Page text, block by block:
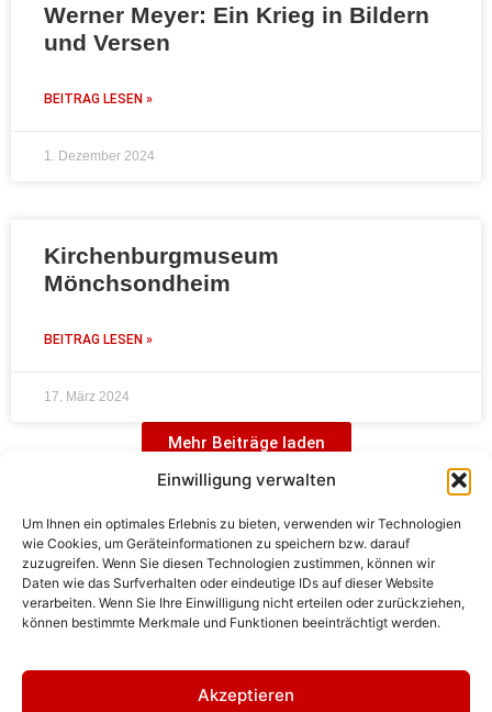
Einwilligung verwalten
Um Ihnen ein optimales Erlebnis zu bieten, verwenden wir Technologien
wie Cookies, um Geräteinformationen zu speichern bzw. darauf
zuzugreifen. Wenn Sie diesen Technologien zustimmen, können wir
Daten wie das Surfverhalten oder eindeutige IDs auf dieser Website
verarbeiten. Wenn Sie Ihre Einwilligung nicht erteilen oder zurückziehen,
können bestimmte Merkmale und Funktionen beeinträchtigt werden.
Akzeptieren
Werner Meyer: Ein Krieg in Bildern
und Versen
BEITRAG LESEN »
1. Dezember 2024
Kirchenburgmuseum
Mönchsondheim
BEITRAG LESEN »
17. März 2024
Mehr Beiträge laden